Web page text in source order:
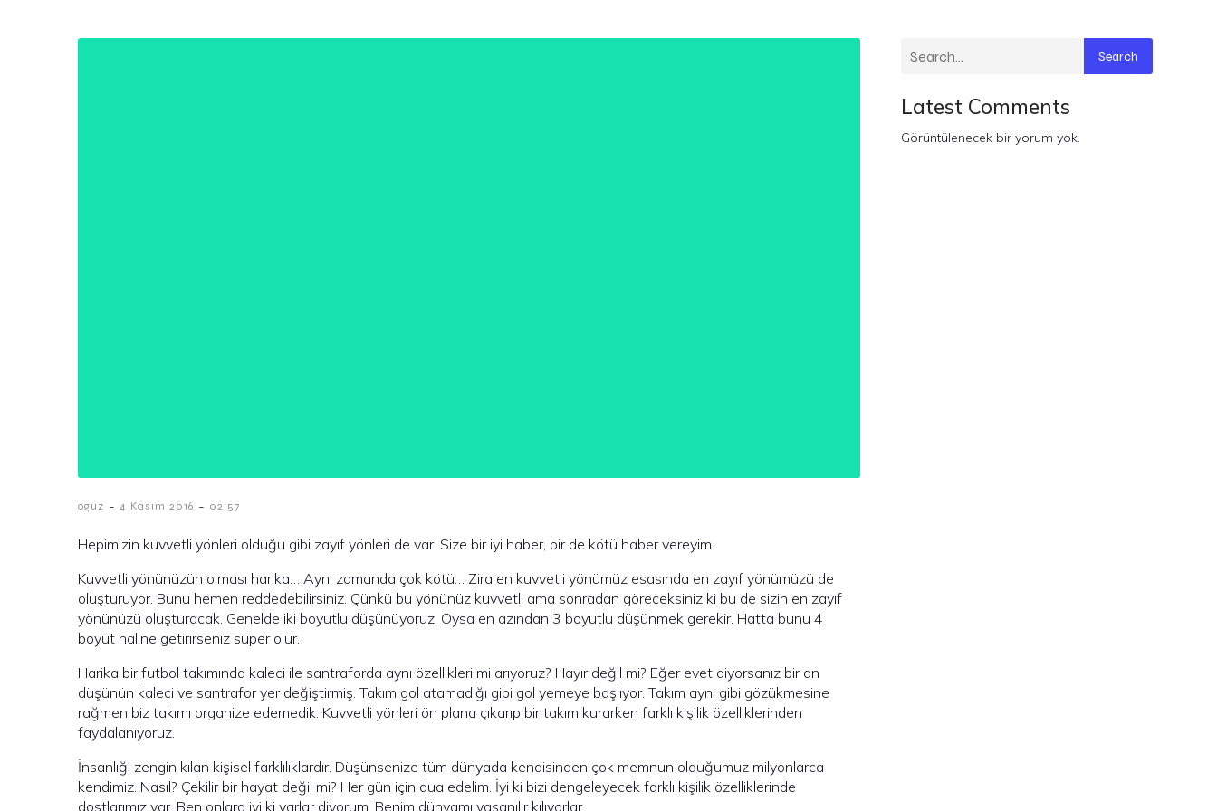
oguz - 4 Kasım 2016 - 02:57
Hepimizin kuvvetli yönleri olduğu gibi zayıf yönleri de var. Size bir iyi haber, bir de kötü haber vereyim.
Kuvvetli yönünüzün olması harika… Aynı zamanda çok kötü… Zira en kuvvetli yönümüz esasında en zayıf yönümüzü de
oluşturuyor. Bunu hemen reddedebilirsiniz. Çünkü bu yönünüz kuvvetli ama sonradan göreceksiniz ki bu de sizin en zayıf
yönünüzü oluşturacak. Genelde iki boyutlu düşünüyoruz. Oysa en azından 3 boyutlu düşünmek gerekir. Hatta bunu 4
boyut haline getirirseniz süper olur.
Harika bir futbol takımında kaleci ile santraforda aynı özellikleri mi arıyoruz? Hayır değil mi? Eğer evet diyorsanız bir an
düşünün kaleci ve santrafor yer değiştirmiş. Takım gol atamadığı gibi gol yemeye başlıyor. Takım aynı gibi gözükmesine
rağmen biz takımı organize edemedik. Kuvvetli yönleri ön plana çıkarıp bir takım kurarken farklı kişilik özelliklerinden
faydalanıyoruz.
İnsanlığı zengin kılan kişisel farklılıklardır. Düşünsenize tüm dünyada kendisinden çok memnun olduğumuz milyonlarca
kendimiz. Nasıl? Çekilir bir hayat değil mi? Her gün için dua edelim. İyi ki bizi dengeleyecek farklı kişilik özelliklerinde
dostlarımız var. Ben onlara iyi ki varlar diyorum. Benim dünyamı yaşanılır kılıyorlar.
Search
Latest Comments
Görüntülenecek bir yorum yok.